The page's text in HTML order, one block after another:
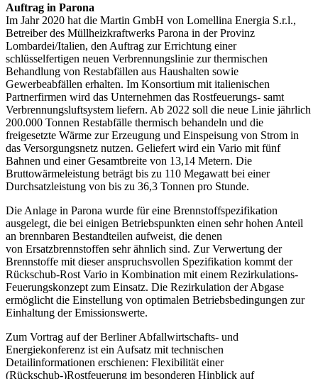
Auftrag in Parona
Im Jahr 2020 hat die Martin GmbH von Lomellina Energia S.r.l.,
Betreiber des Müllheizkraftwerks Parona in der Provinz
Lombardei/Italien, den Auftrag zur Errichtung einer
schlüsselfertigen neuen Verbrennungslinie zur thermischen
Behandlung von Restabfällen aus Haushalten sowie
Gewerbeabfällen erhalten. Im Konsortium mit italienischen
Partnerfirmen wird das Unternehmen das Rostfeuerungs- samt
Verbrennungsluftsystem liefern. Ab 2022 soll die neue Linie jährlich
200.000 Tonnen Restabfälle thermisch behandeln und die
freigesetzte Wärme zur Erzeugung und Einspeisung von Strom in
das Versorgungsnetz nutzen. Geliefert wird ein Vario mit fünf
Bahnen und einer Gesamtbreite von 13,14 Metern. Die
Bruttowärmeleistung beträgt bis zu 110 Megawatt bei einer
Durchsatzleistung von bis zu 36,3 Tonnen pro Stunde.
Die Anlage in Parona wurde für eine Brennstoffspezifikation
ausgelegt, die bei einigen Betriebspunkten einen sehr hohen Anteil
an brennbaren Bestandteilen aufweist, die denen
von Ersatzbrennstoffen sehr ähnlich sind. Zur Verwertung der
Brennstoffe mit dieser anspruchsvollen Spezifikation kommt der
Rückschub-Rost Vario in Kombination mit einem Rezirkulations-
Feuerungskonzept zum Einsatz. Die Rezirkulation der Abgase
ermöglicht die Einstellung von optimalen Betriebsbedingungen zur
Einhaltung der Emissionswerte.
Zum Vortrag auf der Berliner Abfallwirtschafts- und
Energiekonferenz ist ein Aufsatz mit technischen
Detailinformationen erschienen: Flexibilität einer
(Rückschub-)Rostfeuerung im besonderen Hinblick auf